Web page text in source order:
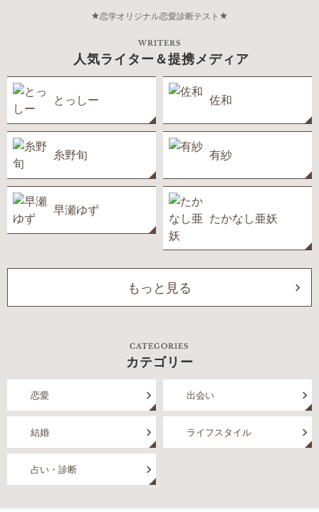
恋学オリジナル恋愛診断テスト
WRITERS
人気ライター＆提携メディア
とっしー 佐和
糸野旬 有紗
早瀬ゆず
たかなし亜妖
もっと見る
CATEGORIES
カテゴリー
恋愛 出会い
結婚 ライフスタイル
占い・診断